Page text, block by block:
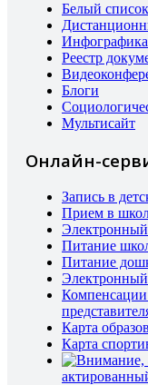
Белый
Инфографика
Реестр
Блоги
Мультисайт
Онлайн-
Запись в
Прием в
Питание
Питание
Карта
Карта